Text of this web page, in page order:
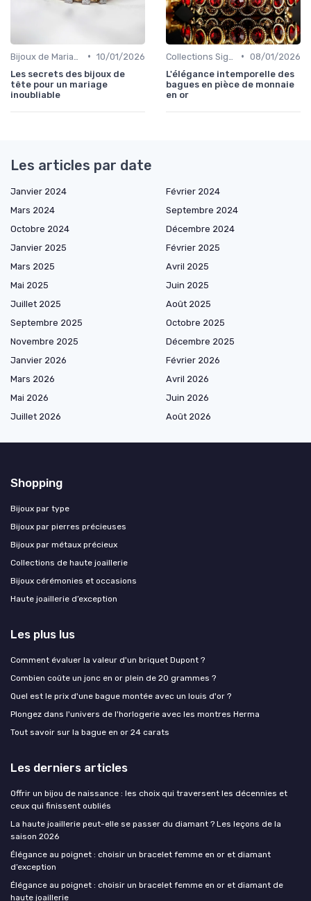
• 10/01/2026
Les secrets des bijoux de
tête pour un mariage
inoubliable
• 08/01/2026
L'élégance intemporelle des
bagues en pièce de monnaie
en or
Les articles par date
Janvier 2024
Février 2024
Mars 2024
Septembre 2024
Octobre 2024
Décembre 2024
Janvier 2025
Février 2025
Mars 2025
Avril 2025
Mai 2025
Juin 2025
Juillet 2025
Août 2025
Septembre 2025
Octobre 2025
Novembre 2025
Décembre 2025
Janvier 2026
Février 2026
Mars 2026
Avril 2026
Mai 2026
Juin 2026
Juillet 2026
Août 2026
Shopping
Bijoux par type
Bijoux par pierres précieuses
Bijoux par métaux précieux
Collections de haute joaillerie
Bijoux cérémonies et occasions
Haute joaillerie d’exception
Les plus lus
Comment évaluer la valeur d'un briquet Dupont ?
Combien coûte un jonc en or plein de 20 grammes ?
Quel est le prix d'une bague montée avec un louis d'or ?
Plongez dans l'univers de l'horlogerie avec les montres Herma
Tout savoir sur la bague en or 24 carats
Les derniers articles
Offrir un bijou de naissance : les choix qui traversent les décennies et
ceux qui finissent oubliés
La haute joaillerie peut-elle se passer du diamant ? Les leçons de la
saison 2026
Élégance au poignet : choisir un bracelet femme en or et diamant
d’exception
Élégance au poignet : choisir un bracelet femme en or et diamant de
haute joaillerie